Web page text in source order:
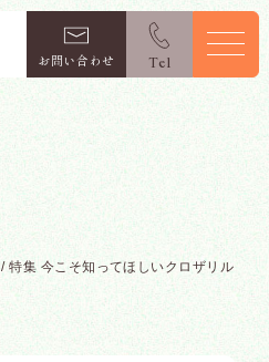
お問い合わせ
/特集 今こそ知ってほしいクロザリル